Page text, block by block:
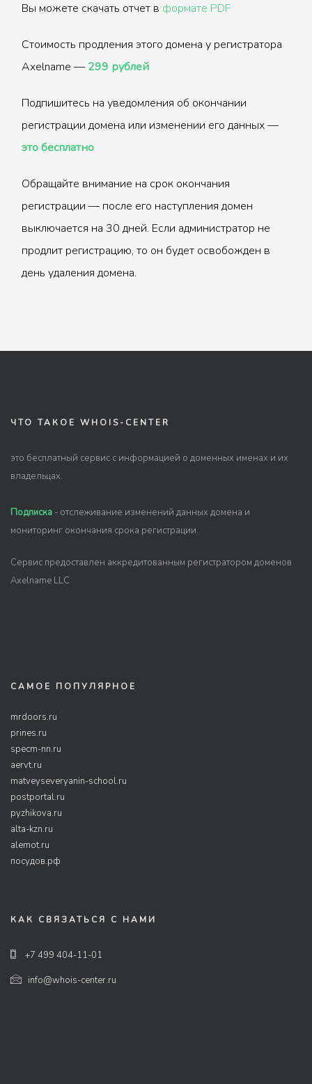
Вы можете скачать отчет в формате PDF
Стоимость продления этого домена у регистратора
Axelname — 299 рублей
Подпишитесь на уведомления об окончании
регистрации домена или изменении его данных —
это бесплатно
Обращайте внимание на срок окончания
регистрации — после его наступления домен
выключается на 30 дней. Если администратор не
продлит регистрацию, то он будет освобожден в
день удаления домена.
ЧТО ТАКОЕ WHOIS-CENTER
это бесплатный сервис с информацией о доменных именах и их
владельцах.
Подписка - отслеживание изменений данных домена и
мониторинг окончания срока регистрации.
Сервис предоставлен аккредитованным регистратором доменов
Axelname LLC
САМОЕ ПОПУЛЯРНОЕ
mrdoors.ru
prines.ru
specm-nn.ru
aervt.ru
matveyseveryanin-school.ru
postportal.ru
pyzhikova.ru
alta-kzn.ru
alemot.ru
посудов.рф
КАК СВЯЗАТЬСЯ С НАМИ
+7 499 404-11-01
info@whois-center.ru